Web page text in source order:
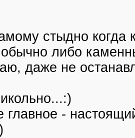
стыдно когда
либо
даже не
главное -